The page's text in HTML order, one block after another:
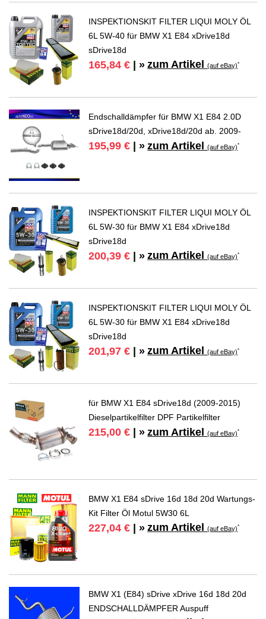
INSPEKTIONSKIT FILTER LIQUI MOLY ÖL
6L 5W-40 für BMW X1 E84 xDrive18d
sDrive18d
165,84 € | » zum Artikel(auf eBay)*
Endschalldämpfer für BMW X1 E84 2.0D
sDrive18d/20d, xDrive18d/20d ab. 2009-
195,99 € | » zum Artikel(auf eBay)*
INSPEKTIONSKIT FILTER LIQUI MOLY ÖL
6L 5W-30 für BMW X1 E84 xDrive18d
sDrive18d
200,39 € | » zum Artikel(auf eBay)*
INSPEKTIONSKIT FILTER LIQUI MOLY ÖL
6L 5W-30 für BMW X1 E84 xDrive18d
sDrive18d
201,97 € | » zum Artikel(auf eBay)*
für BMW X1 E84 sDrive18d (2009-2015)
Dieselpartikelfilter DPF Partikelfilter
215,00 € | » zum Artikel(auf eBay)*
BMW X1 E84 sDrive 16d 18d 20d Wartungs-
Kit Filter Öl Motul 5W30 6L
227,04 € | » zum Artikel(auf eBay)*
BMW X1 (E84) sDrive xDrive 16d 18d 20d
ENDSCHALLDÄMPFER Auspuff